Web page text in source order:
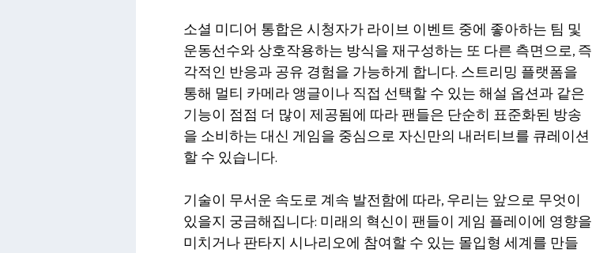
소셜 미디어 통합은 시청자가 라이브 이벤트 중에 좋아하는 팀 및
운동선수와 상호작용하는 방식을 재구성하는 또 다른 측면으로, 즉
각적인 반응과 공유 경험을 가능하게 합니다. 스트리밍 플랫폼을
통해 멀티 카메라 앵글이나 직접 선택할 수 있는 해설 옵션과 같은
기능이 점점 더 많이 제공됨에 따라 팬들은 단순히 표준화된 방송
을 소비하는 대신 게임을 중심으로 자신만의 내러티브를 큐레이션
할 수 있습니다.
기술이 무서운 속도로 계속 발전함에 따라, 우리는 앞으로 무엇이
있을지 궁금해집니다: 미래의 혁신이 팬들이 게임 플레이에 영향을
미치거나 판타지 시나리오에 참여할 수 있는 몰입형 세계를 만들